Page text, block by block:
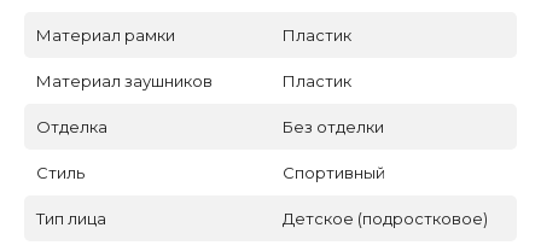
Материал рамки Пластик
Материал заушников Пластик
Отделка Без отделки
Стиль Спортивный
Тип лица Детское (подростковое)